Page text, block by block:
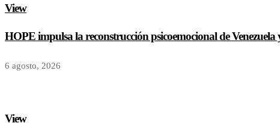
View
HOPE impulsa la reconstrucción psicoemocional de
6 agosto, 2026
View